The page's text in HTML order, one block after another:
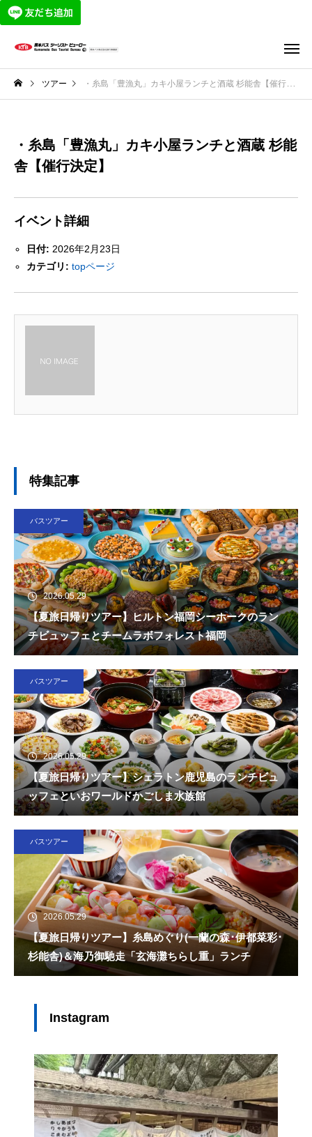
ツアー ・糸島「豊漁丸」カキ小屋ランチと酒蔵 杉能舎【催行決定】
・糸島「豊漁丸」カキ小屋ランチと酒蔵 杉能
舎【催行決定】
イベント詳細
日付: 2026年2月23日
カテゴリ: topページ
特集記事
バスツアー
2026.05.29
【夏旅日帰りツアー】ヒルトン福岡シーホークのラン
チビュッフェとチームラボフォレスト福岡
バスツアー
2026.05.29
【夏旅日帰りツアー】シェラトン鹿児島のランチビュ
ッフェといおワールドかごしま水族館
バスツアー
2026.05.29
【夏旅日帰りツアー】糸島めぐり(一蘭の森･伊都菜彩･
杉能舎)＆海乃御馳走「玄海灘ちらし重」ランチ
Instagram